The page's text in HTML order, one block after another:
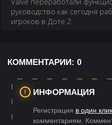
руководство как сегодня
игроков в Доте 2
КОММЕНТАРИИ: 0
ИНФОРМАЦИЯ
Регистрация в один клик
комментариям.